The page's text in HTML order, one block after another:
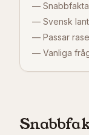
— Snabbfakta
— Svensk
— Passar
— Vanliga